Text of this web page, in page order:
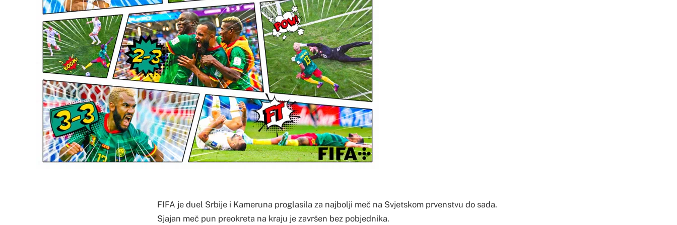
FIFA je duel Srbije i Kameruna proglasila za najbolji meč na Svjetskom prvenstvu do sada.
Sjajan meč pun preokreta na kraju je završen bez pobjednika.